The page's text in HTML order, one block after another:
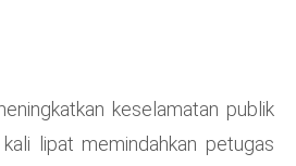
keselamatan publik
lipat memindahkan petugas